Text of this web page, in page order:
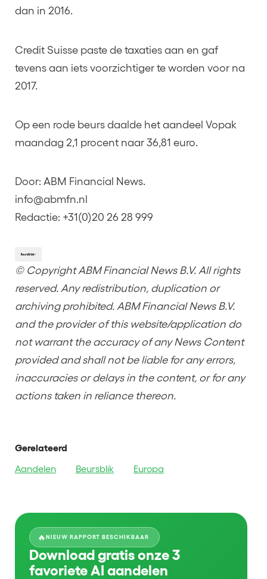
dan in 2016.
Credit Suisse paste de taxaties aan en gaf
tevens aan iets voorzichtiger te worden voor na
2017.
Op een rode beurs daalde het aandeel Vopak
maandag 2,1 procent naar 36,81 euro.
Door: ABM Financial News.
info@abmfn.nl
Redactie: +31(0)20 26 28 999
© Copyright ABM Financial News B.V. All rights
reserved. Any redistribution, duplication or
archiving prohibited. ABM Financial News B.V.
and the provider of this website/application do
not warrant the accuracy of any News Content
provided and shall not be liable for any errors,
inaccuracies or delays in the content, or for any
actions taken in reliance thereon.
Gerelateerd
Aandelen
Beursblik Europa
🔥NIEUW RAPPORT BESCHIKBAAR
Download gratis onze 3
favoriete AI aandelen